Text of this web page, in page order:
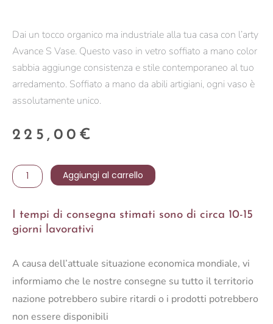
Dai un tocco organico ma industriale alla tua casa con l’arty
Avance S Vase. Questo vaso in vetro soffiato a mano color
sabbia aggiunge consistenza e stile contemporaneo al tuo
arredamento. Soffiato a mano da abili artigiani, ogni vaso è
assolutamente unico.
225,00 €
VASO
AVANCE
SABBIA
quantità
Aggiungi al carrello
I tempi di consegna stimati sono di circa 10-15
giorni lavorativi
A causa dell’attuale situazione economica mondiale, vi
informiamo che le nostre consegne su tutto il territorio
nazione potrebbero subire ritardi o i prodotti potrebbero
non essere disponibili